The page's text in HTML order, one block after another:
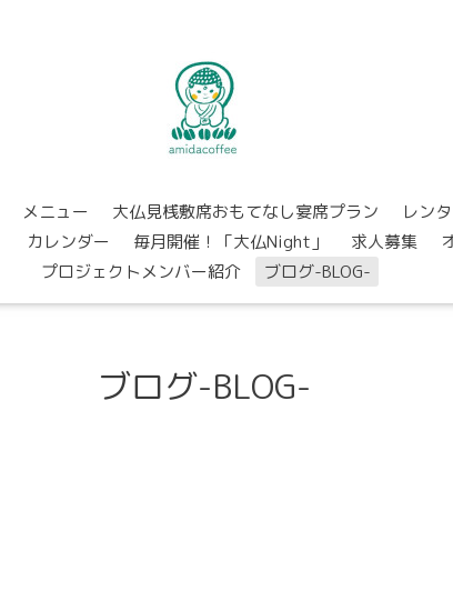
メニュー 大仏見桟敷席おもてなし宴席プラン
レン
カレンダー 毎月開催！「大仏Night」 求人募集
プロジェクトメンバー紹介
ブログ-BLOG-
ブログ-BLOG-